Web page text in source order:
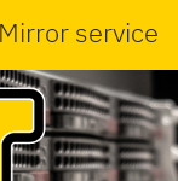
Mirror service